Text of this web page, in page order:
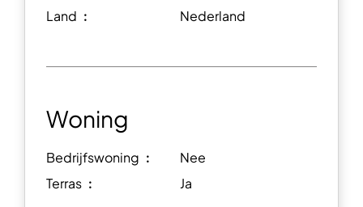
Land ︰
Nederland
Woning
Bedrijfswoning ︰
Nee
Terras ︰
Ja